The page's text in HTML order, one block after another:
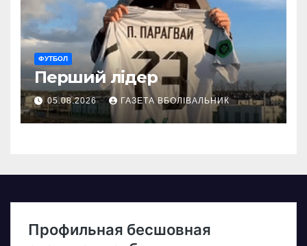
ФУТБОЛ
Перший лідер
05.08.2026 ГАЗЕТА ВБОЛІВАЛЬНИК